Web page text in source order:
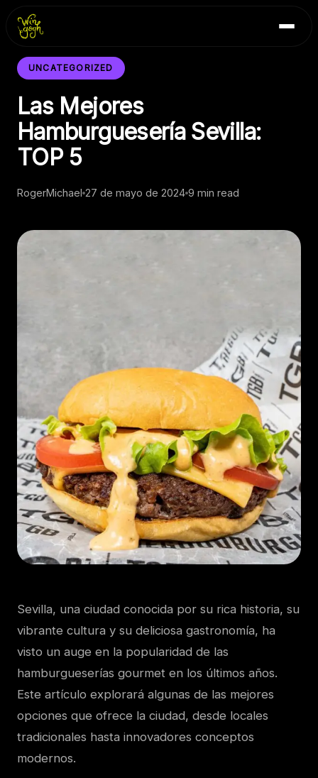
Inicio
Blog
Contacto
UNCATEGORIZED
Las Mejores
Hamburguesería Sevilla:
TOP 5
RogerMichael 27 de mayo de 2024 9 min read
Sevilla, una ciudad conocida por su rica historia, su
vibrante cultura y su deliciosa gastronomía, ha
visto un auge en la popularidad de las
hamburgueserías gourmet en los últimos años.
Este artículo explorará algunas de las mejores
opciones que ofrece la ciudad, desde locales
tradicionales hasta innovadores conceptos
modernos.